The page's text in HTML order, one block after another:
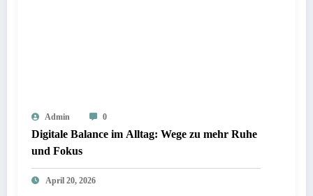
Admin 0
Digitale Balance im Alltag: Wege zu mehr Ruhe
und Fokus
April 20, 2026